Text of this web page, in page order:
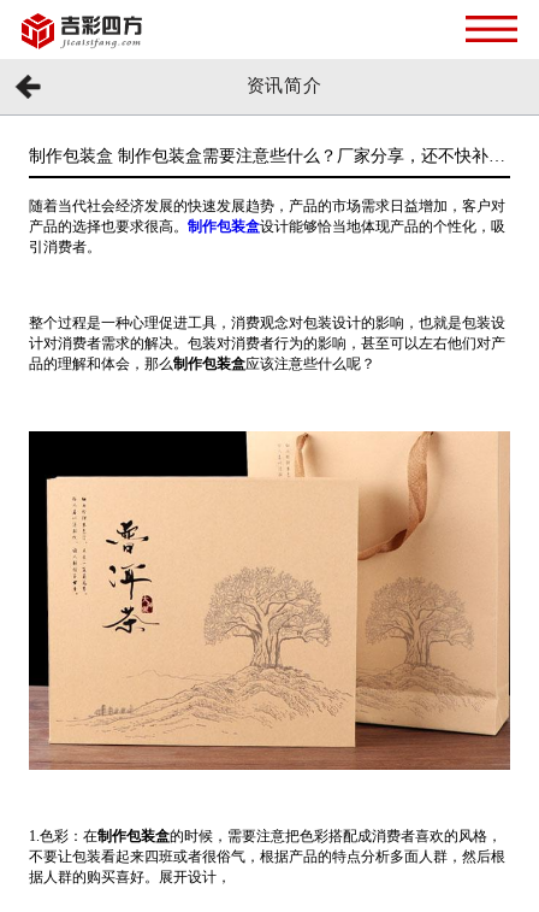
资讯简介
制作包装盒 制作包装盒需要注意些什么？厂家分享，还不快补充
随着当代社会经济发展的快速发展趋势，产品的市场需求日益增加，客户对
产品的选择也要求很高。 制作包装盒设计能够恰当地体现产品的个性化，吸
引消费者。
整个过程是一种心理促进工具，消费观念对包装设计的影响，也就是包装设
计对消费者需求的解决。包装对消费者行为的影响，甚至可以左右他们对产
品的理解和体会，那么制作包装盒应该注意些什么呢？
1.色彩：在制作包装盒的时候，需要注意把色彩搭配成消费者喜欢的风格，
不要让包装看起来四班或者很俗气，根据产品的特点分析多面人群，然后根
据人群的购买喜好。展开设计，